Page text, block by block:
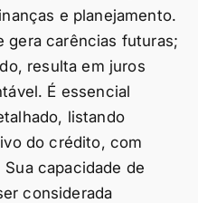
e planejamento.
gera carências futuras;
resulta em juros
É essencial
listando
do crédito, com
capacidade de
considerada